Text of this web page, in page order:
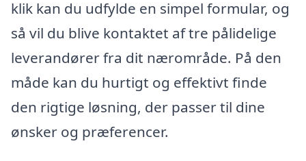
klik kan du udfylde en simpel formular, og
så vil du blive kontaktet af tre pålidelige
leverandører fra dit nærområde. På den
måde kan du hurtigt og effektivt finde
den rigtige løsning, der passer til dine
ønsker og præferencer.